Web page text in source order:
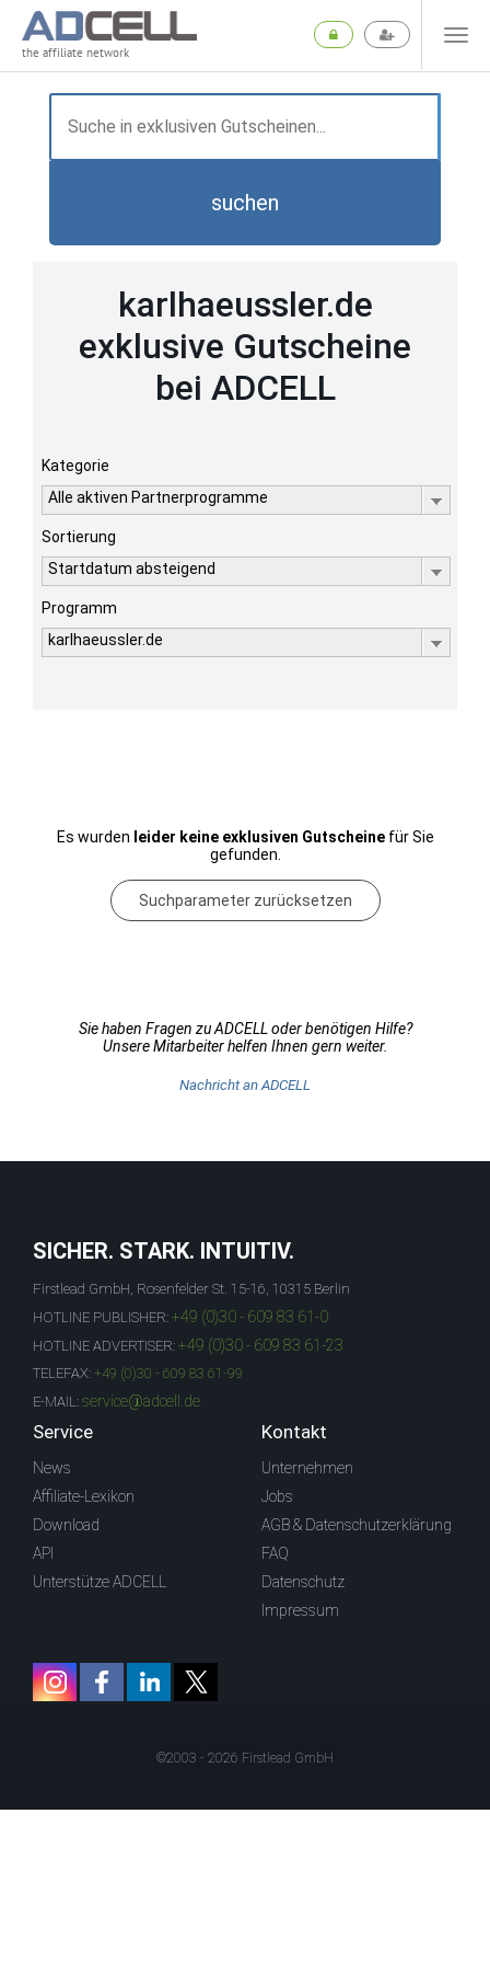
the affiliate network
suchen
karlhaeussler.de
exklusive Gutscheine
bei ADCELL
Kategorie
Alle aktiven Partnerprogramme
Sortierung
Startdatum absteigend
Programm
karlhaeussler.de
Es wurden leider keine exklusiven Gutscheinefür Sie
gefunden.
Suchparameter zurücksetzen
Sie haben Fragen zu ADCELL oder benötigen Hilfe?
Unsere Mitarbeiter helfen Ihnen gern weiter.
Nachricht an ADCELL
SICHER. STARK. INTUITIV.
Firstlead GmbH, Rosenfelder St. 15-16, 10315 Berlin
HOTLINE PUBLISHER: +49 (0)30 - 609 83 61-0
HOTLINE ADVERTISER: +49 (0)30 - 609 83 61-23
TELEFAX: +49 (0)30 - 609 83 61-99
E-MAIL: service@adcell.de
Service
News
Affiliate-Lexikon
Download
API
Unterstütze ADCELL
Kontakt
Unternehmen
Jobs
AGB & Datenschutzerklärung
FAQ
Datenschutz
Impressum
©2003 - 2026 Firstlead GmbH